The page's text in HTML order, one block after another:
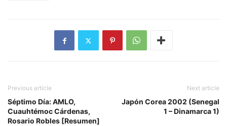
Previous article
Séptimo Día: AMLO,
Cuauhtémoc Cárdenas,
Rosario Robles [Resumen]
Next article
Japón Corea 2002 (Senegal
1 – Dinamarca 1)